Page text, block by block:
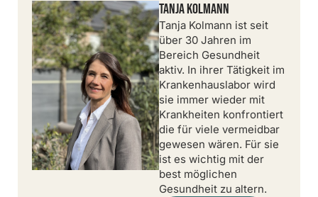
Tanja Kolmann
Tanja Kolmann ist seit
über 30 Jahren im
Bereich Gesundheit
aktiv. In ihrer Tätigkeit im
Krankenhauslabor wird
sie immer wieder mit
Krankheiten konfrontiert
die für viele vermeidbar
gewesen wären. Für sie
ist es wichtig mit der
best möglichen
Gesundheit zu altern.